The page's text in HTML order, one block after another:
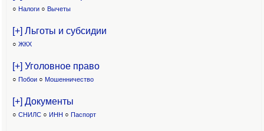
○ Налоги ○ Вычеты
[+] Льготы и субсидии
○ ЖКХ
[+] Уголовное право
○ Побои ○ Мошенничество
[+] Документы
○ СНИЛС ○ ИНН ○ Паспорт